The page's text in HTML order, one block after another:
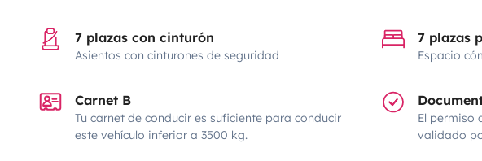
7 plazas con cinturón
Asientos con cinturones de seguridad
7 plazas
Espacio
Carnet B
Tu carnet de conducir es suficiente para conducir
este vehículo inferior a 3500 kg.
El permiso
validado